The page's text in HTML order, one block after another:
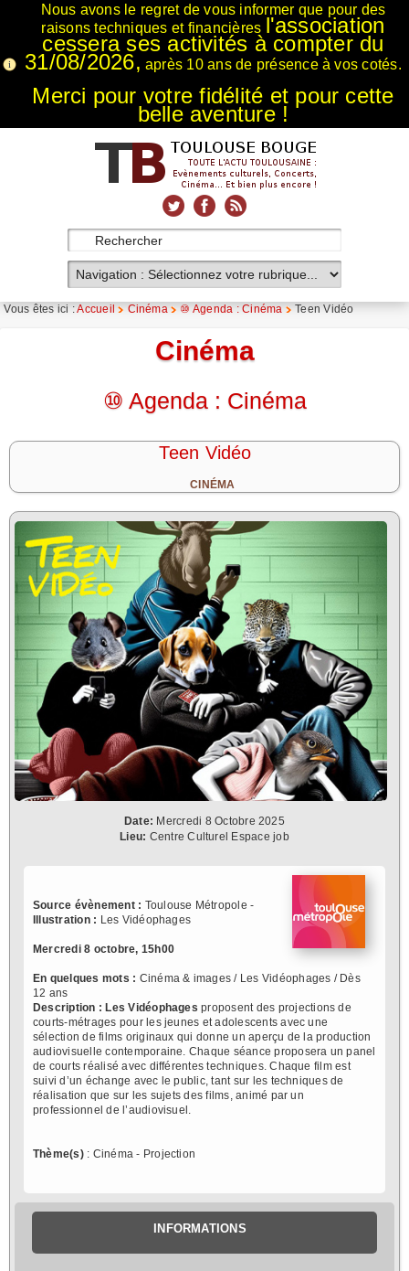
Nous avons le regret de vous informer que pour des
raisons techniques et financières l'association
cessera ses activités à compter du
31/08/2026, après 10 ans de présence à vos cotés.
Merci pour votre fidélité et pour cette
belle aventure !
Vous êtes ici :Accueil Cinéma ⑩ Agenda : Cinéma Teen Vidéo
Cinéma
⑩ Agenda : Cinéma
Teen Vidéo
CINÉMA
Date: Mercredi 8 Octobre 2025
Lieu: Centre Culturel Espace job
Source évènement : Toulouse Métropole -
Illustration : Les Vidéophages
Mercredi 8 octobre, 15h00
En quelques mots : Cinéma & images / Les Vidéophages / Dès
12 ans
Description : Les Vidéophages proposent des projections de
courts-métrages pour les jeunes et adolescents avec une
sélection de films originaux qui donne un aperçu de la production
audiovisuelle contemporaine. Chaque séance proposera un panel
de courts réalisé avec différentes techniques. Chaque film est
suivi d’un échange avec le public, tant sur les techniques de
réalisation que sur les sujets des films, animé par un
professionnel de l’audiovisuel.
Thème(s): Cinéma - Projection
INFORMATIONS